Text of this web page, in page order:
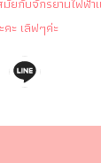
คะ เลิฟๆค่ะ